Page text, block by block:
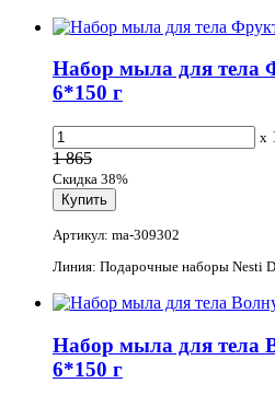
Набор мыла для тела
6*150 г
x
1 865
Скидка 38%
Артикул: ma-309302
Линия: Подарочные наборы Nesti
Набор мыла для тела
6*150 г